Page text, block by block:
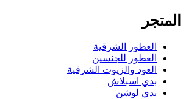
المتجر
العطور الشرقية
العطور للجنسين
العود والزيوت الشرقية
بدي اسبلاش
بدي لوشن